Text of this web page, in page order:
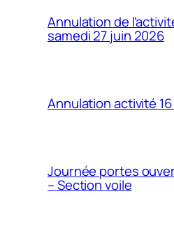
Annulation de
samedi 27 juin 2026
Annulation activité 16
Journée portes
– Section voile